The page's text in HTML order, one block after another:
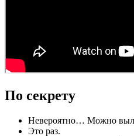
По секрету
Невероятно… Можно
Это раз.